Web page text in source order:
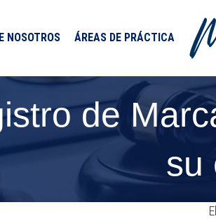
NOSOTROS ÁREAS DE PRÁCTICA
de
su
El